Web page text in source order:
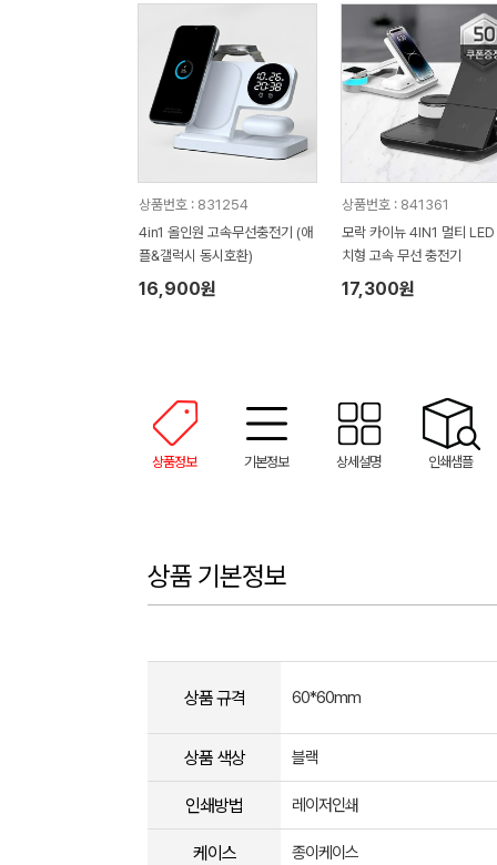
상품번호 : 831254
4in1 올인원 고속무선충전기 (애
플&갤럭시 동시호환)
16,900원
상품번호 : 841361
모락 카이뉴 4IN1 멀티 LED
치형 고속 무선 충전기
17,300원
상품정보 기본정보 상세설명 인쇄샘플
상품 기본정보
상품 규격 60*60mm
상품 색상 블랙
인쇄방법 레이저인쇄
케이스 종이케이스